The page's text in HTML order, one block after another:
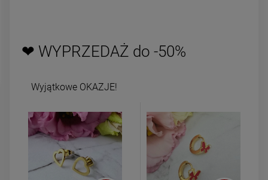
❤ WYPRZEDAŻ do -50%
Wyjątkowe OKAZJE!